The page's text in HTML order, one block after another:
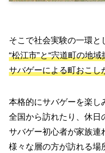
そこで社会実験の一環と
“松江市”と“宍道町の地
サバゲーによる町おこし
本格的にサバゲーを楽し
全国から訪れたり、休日
サバゲー初心者が家族
様々な層の方が訪れる場